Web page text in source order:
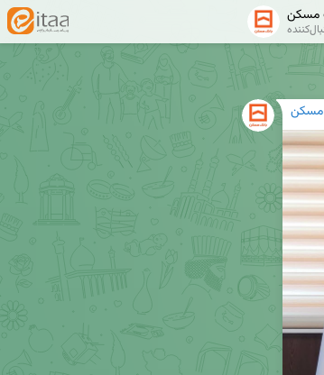
مسکن
مسکن